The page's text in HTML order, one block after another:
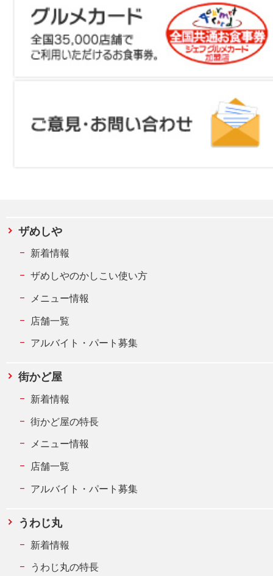
ザめしや
新着情報
ザめしやのかしこい使い方
メニュー情報
店舗一覧
アルバイト・パート募集
街かど屋
新着情報
街かど屋の特長
メニュー情報
店舗一覧
アルバイト・パート募集
うわじ丸
新着情報
うわじ丸の特長